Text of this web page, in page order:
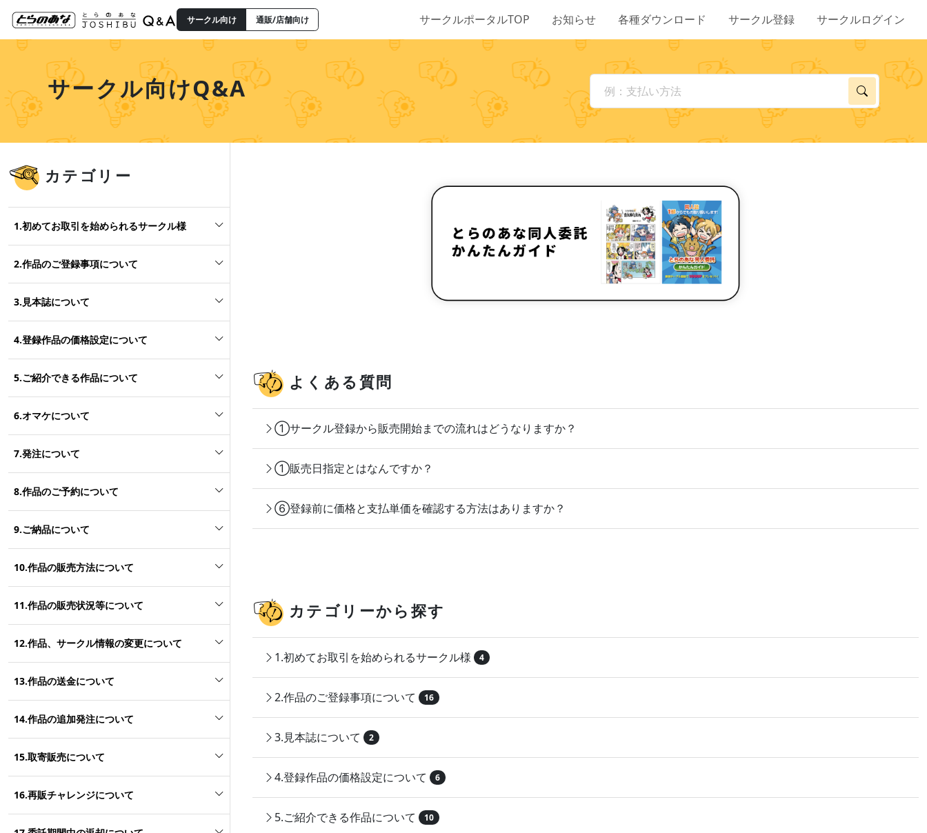
サークル向け 通販/店舗向け サークルポータルTOP お知らせ 各種ダウンロード サークル登録 サークルログイン
サークル向けQ&A
カテゴリー
1.初めてお取引を始められるサークル様
2.作品のご登録事項について
3.見本誌について
4.登録作品の価格設定について
5.ご紹介できる作品について
6.オマケについて
7.発注について
8.作品のご予約について
9.ご納品について
10.作品の販売方法について
11.作品の販売状況等について
12.作品、サークル情報の変更について
13.作品の送金について
14.作品の追加発注について
15.取寄販売について
16.再販チャレンジについて
よくある質問
①サークル登録から販売開始までの流れはどうなりますか？
①販売日指定とはなんですか？
⑥登録前に価格と支払単価を確認する方法はありますか？
カテゴリーから探す
1.初めてお取引を始められるサークル様 4
2.作品のご登録事項について 16
3.見本誌について 2
4.登録作品の価格設定について 6
5.ご紹介できる作品について 10